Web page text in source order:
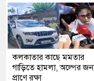
কলকাতার কাছে মমতার
গাড়িতে হামলা, অল্পের
প্রাণে রক্ষা